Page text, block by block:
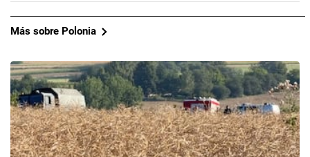
Más sobre Polonia